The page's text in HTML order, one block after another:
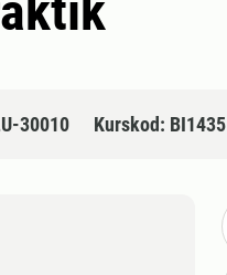
30010 Kurskod: BI1435